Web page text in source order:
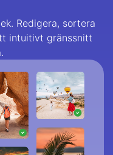
Redigera, sortera
intuitivt gränssnitt